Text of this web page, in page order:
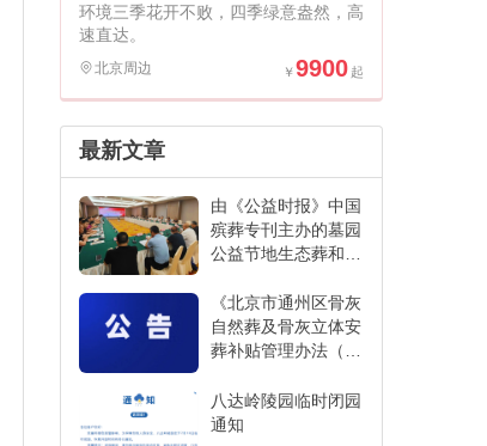
环境三季花开不败，四季绿意盎然，高
速直达。
北京周边 9900
最新文章
由《公益时报》中国
殡葬专刊主办的墓园
公益节地生态葬和创
在江苏省宜兴市举办
《北京市通州区骨灰
自然葬及骨灰立体安
葬补贴管理办法（征
八达岭陵园临时闭园
通知